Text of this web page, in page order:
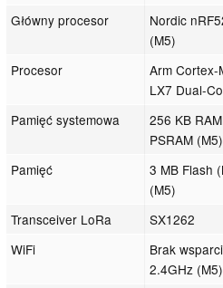
Główny procesor
Nordic
(M5)
Procesor
Arm Cortex-
LX7 Dual-
Pamięć systemowa
256 KB
PSRAM (M5)
Pamięć
3 MB Flash
(M5)
Transceiver LoRa
SX1262
WiFi
Brak
2.4GHz (M5)